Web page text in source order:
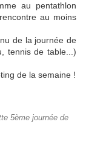
au pentathlon
au moins
de la journée de
tennis de table...)
de la semaine !
5ème journée de